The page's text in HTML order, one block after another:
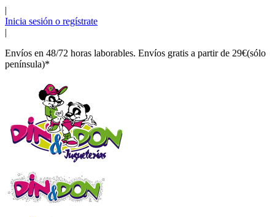
|
Inicia sesión o regístrate
|
Envíos en 48/72 horas laborables. Envíos gratis a partir de 29€(sólo
península)*